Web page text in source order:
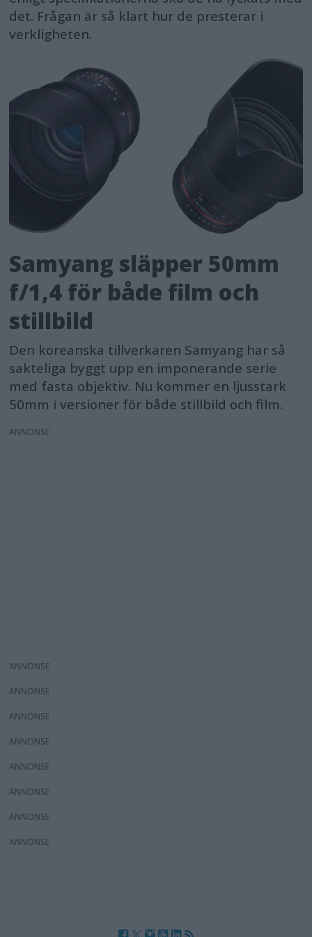
det. Frågan är så klart hur de presterar i
verkligheten.
Samyang släpper 50mm
f/1,4 för både film och
stillbild
Den koreanska tillverkaren Samyang har så
sakteliga byggt upp en imponerande serie
med fasta objektiv. Nu kommer en ljusstark
50mm i versioner för både stillbild och film.
ANNONS
ANNONS
ANNONS
ANNONS
ANNONS
ANNONS
ANNONS
ANNONS
ANNONS